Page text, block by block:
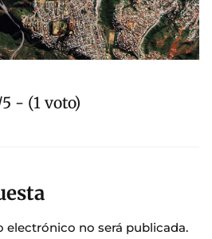
- (1 voto)
electrónico no será publicada.